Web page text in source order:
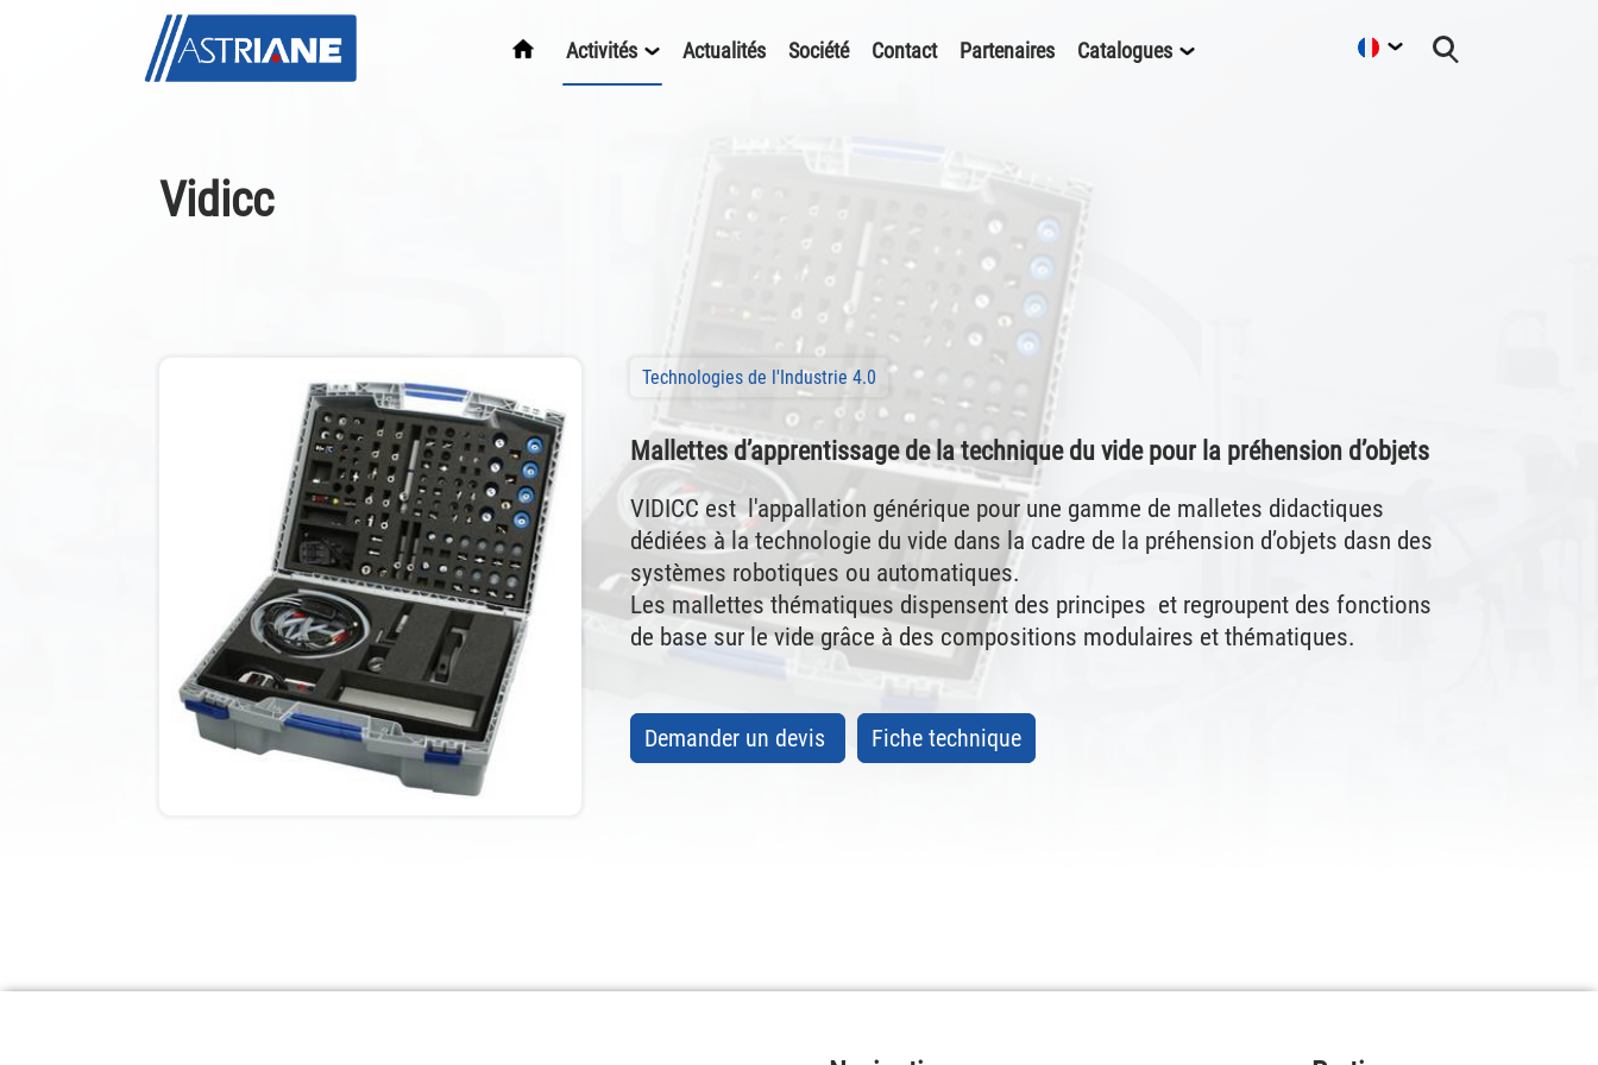
Activités Actualités Société Contact Partenaires Catalogues
Vidicc
Technologies de l'Industrie 4.0
Mallettes d’apprentissage de la technique du vide pour la préhension d’objets
VIDICC est l'appallation générique pour une gamme de malletes didactiques
dédiées à la technologie du vide dans la cadre de la préhension d’objets dasn des
systèmes robotiques ou automatiques.
Les maIlettes thématiques dispensent des principes et regroupent des fonctions
de base sur le vide grâce à des compositions modulaires et thématiques.
Demander un devis Fiche technique